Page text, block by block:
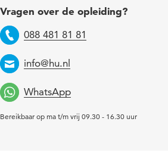
Vragen over de opleiding?
Telefoon
088 481 81 81
Email
info@hu.nl
WhatsApp
Bereikbaar op ma t/m vrij 09.30 - 16.30 uur